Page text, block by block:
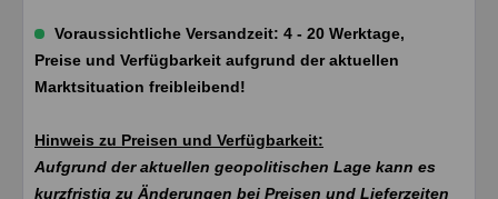
Voraussichtliche Versandzeit: 4 - 20 Werktage,
Preise und Verfügbarkeit aufgrund der aktuellen
Marktsituation freibleibend!
Hinweis zu Preisen und Verfügbarkeit:
Aufgrund der aktuellen geopolitischen Lage kann es
kurzfristig zu Änderungen bei Preisen und Lieferzeiten